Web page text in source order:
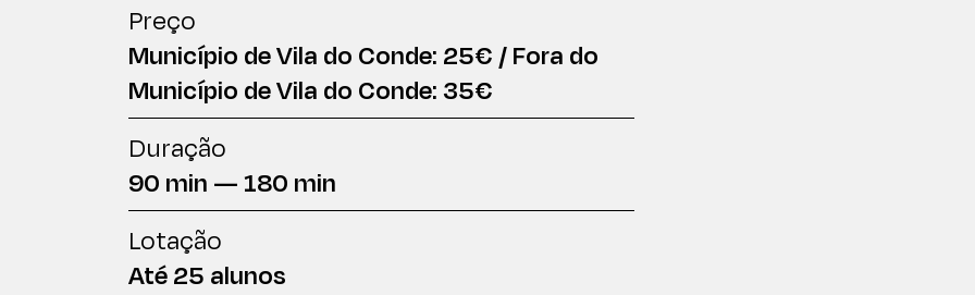
Preço
Município de Vila do Conde: 25€ / Fora do
Município de Vila do Conde: 35€
Duração
90 min — 180 min
Lotação
Até 25 alunos